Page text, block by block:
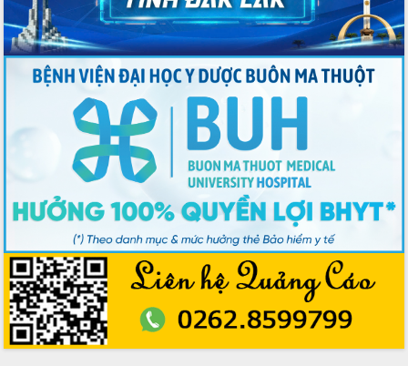
Rộn ràng lễ hội truyền thống Sông
nước Đà Nông lần thứ I năm 2026
Kỳ họp Chuyên đề lần thứ Năm, HĐND
tỉnh Đắk Lắk thông qua các nghị quyết
quan trọng
Thống nhất danh sách giới thiệu ứng
cử đại biểu Quốc hội khoá XVI và đại
biểu HĐND tỉnh Đắk Lắk, nhiệm kỳ
Phát động hai phong trào thi đua quan
trọng trong kỷ nguyên mới
Hội nghị lần thứ tư Ban Chỉ đạo công
tác bầu cử tỉnh Đắk Lắk
Hội nghị Báo cáo viên Trung ương
tháng 01/2026
Phó Thủ tướng Hồ Quốc Dũng đánh giá
cao kết quả Chiến dịch Quang Trung
tại Đắk Lắk